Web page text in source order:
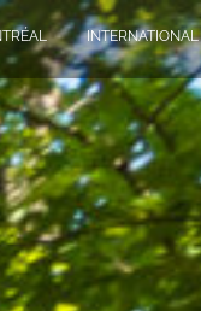
INTERNATIONAL